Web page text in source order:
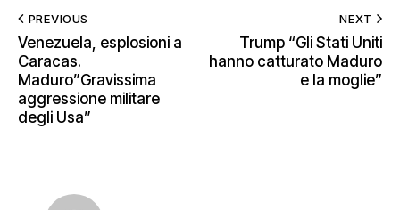
PREVIOUS
Venezuela, esplosioni a
Caracas.
Maduro”Gravissima
aggressione militare
degli Usa”
NEXT
Trump “Gli Stati Uniti
hanno catturato Maduro
e la moglie”